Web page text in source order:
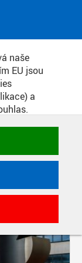
naše
EU jsou
a
podle